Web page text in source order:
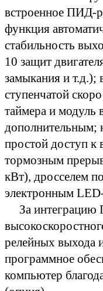
встроенное ПИД-
функция
стабильность
10 защит
замыкания и
ступенчатой
таймера и модуль
дополнительным;
простой доступ к
тормозным
кВт), дросселем
электронным
За интеграцию
релейных выхода
программное
компьютер